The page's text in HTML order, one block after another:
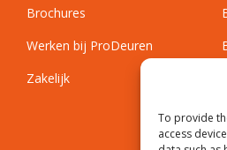
To provide
access
Brochures
Werken bij ProDeuren
Zakelijk